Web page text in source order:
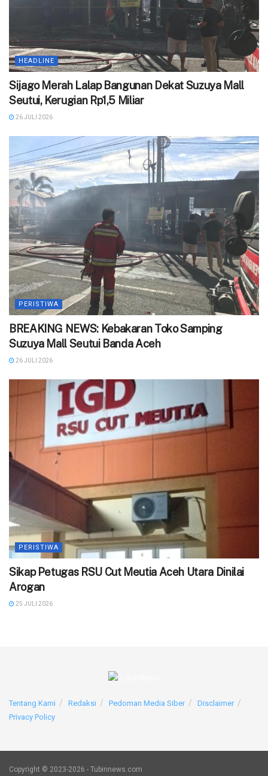
HEADLINE
Sijago Merah Lalap Bangunan Dekat Suzuya Mall
Seutui, Kerugian Rp1,5 Miliar
26 JULI 2026
PERISTIWA
BREAKING NEWS: Kebakaran Toko Samping
Suzuya Mall Seutui Banda Aceh
26 JULI 2026
PERISTIWA
‎Sikap Petugas RSU Cut Meutia Aceh Utara Dinilai
Arogan
25 JULI 2026
Tentang Kami Redaksi Pedoman Media Siber
Disclaimer
Privacy Policy
Copyright © 2023-2026 - Tubinnews.com